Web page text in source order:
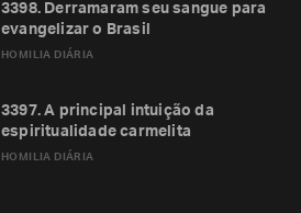
HOMILIA DIÁRIA
3398. Derramaram seu sangue para
evangelizar o Brasil
HOMILIA DIÁRIA
3397. A principal intuição da
espiritualidade carmelita